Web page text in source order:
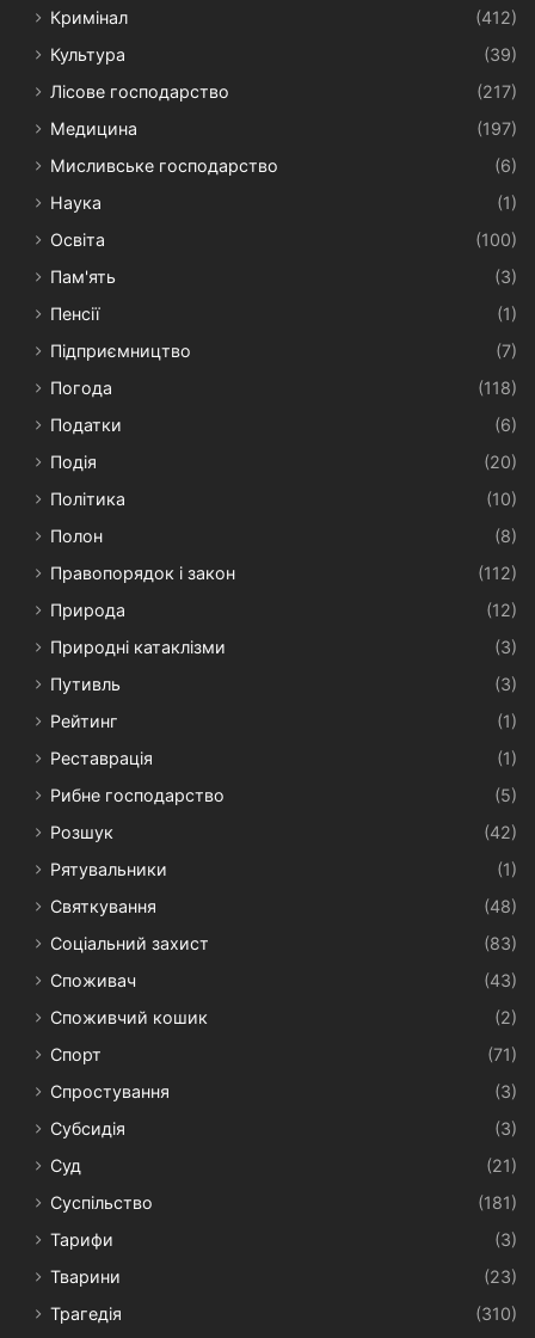
Кримінал
(412)
Культура
(39)
Лісове господарство
(217)
Медицина
(197)
Мисливське господарство
(6)
Наука
(1)
Освіта
(100)
Пам'ять
(3)
Пенсії
(1)
Підприємництво
(7)
Погода
(118)
Податки
(6)
Подія
(20)
Політика
(10)
Полон
(8)
Правопорядок і закон
(112)
Природа
(12)
Природні катаклізми
(3)
Путивль
(3)
Рейтинг
(1)
Реставрація
(1)
Рибне господарство
(5)
Розшук
(42)
Рятувальники
(1)
Святкування
(48)
Соціальний захист
(83)
Споживач
(43)
Споживчий кошик
(2)
Спорт
(71)
Спростування
(3)
Субсидія
(3)
Суд
(21)
Суспільство
(181)
Тарифи
(3)
Тварини
(23)
Трагедія
(310)